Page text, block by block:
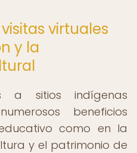
virtuales
y la
a sitios indígenas
beneficios
como en la
y el patrimonio de